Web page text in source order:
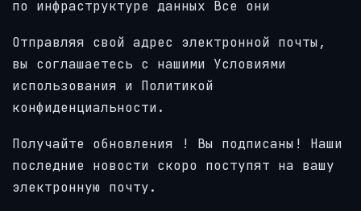
по инфраструктуре данных Все они
Отправляя свой адрес электронной почты,
вы соглашаетесь с нашими Условиями
использования и Политикой
конфиденциальности.
Получайте обновления
! Вы подписаны! Наши
последние новости скоро поступят на вашу
электронную почту.